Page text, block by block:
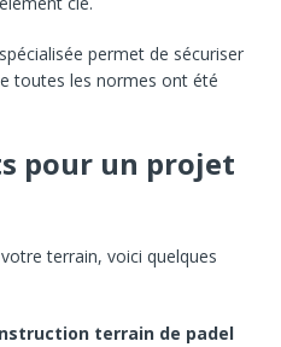
permet de sécuriser
toutes les normes ont été
pour un projet
terrain, voici quelques
terrain de padel